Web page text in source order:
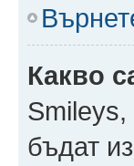
Какво
Smileys,
бъдат